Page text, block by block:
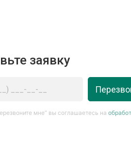
заявку
мне” вы соглашаетесь на